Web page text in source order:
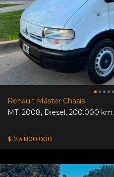
Renault Máster Chasis
MT, 2008, Diesel, 200.000 km.
$ 23.800.000